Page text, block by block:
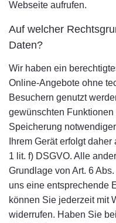
Webseite aufrufen.
Auf welcher
Daten?
Wir haben ein
Online-Angebote ohne
Besuchern genutzt
gewünschten
Speicherung
Ihrem Gerät erfolgt
1 lit. f) DSGVO. Alle
Grundlage von Art. 6
uns eine entsprechende
können Sie jederzeit mit
widerrufen. Haben Sie